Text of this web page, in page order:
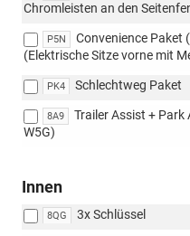
Chromleisten an den
P5N
Convenience Paket
(Elektrische Sitze vorne mit
PK4 Schlechtweg Paket
8A9
Trailer Assist + Park
W5G)
Innen
8QG 3x Schlüssel